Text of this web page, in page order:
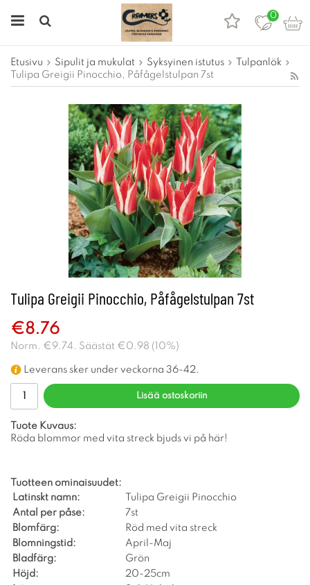
0
Etusivu Sipulit ja mukulat Syksyinen istutus
Tulpanlök
Tulipa Greigii Pinocchio, Påfågelstulpan 7st
Tulipa Greigii Pinocchio, Påfågelstulpan 7st
€8.76
Norm. €9.74 . Säästät €0.98 ( 10%)
Leverans sker under veckorna 36-42.
Lisää ostoskoriin
Tuote Kuvaus:
Röda blommor med vita streck bjuds vi på här!
Tuotteen ominaisuudet:
Latinskt namn:
Tulipa Greigii Pinocchio
Antal per påse:
7st
Blomfärg:
Röd med vita streck
Blomningstid:
April-Maj
Bladfärg:
Grön
Höjd:
20-25cm